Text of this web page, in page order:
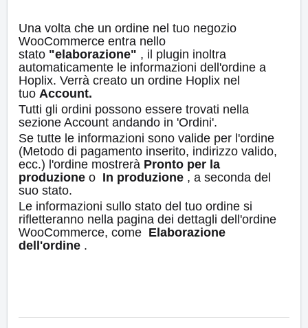
Una volta che un ordine nel tuo negozio
WooCommerce entra nello
stato "elaborazione" , il plugin inoltra
automaticamente le informazioni dell'ordine a
Hoplix. Verrà creato un ordine Hoplix nel
tuo Account.
Tutti gli ordini possono essere trovati nella
sezione Account andando in 'Ordini'.
Se tutte le informazioni sono valide per l'ordine
(Metodo di pagamento inserito, indirizzo valido,
ecc.) l'ordine mostrerà Pronto per la
produzione o In produzione , a seconda del
suo stato.
Le informazioni sullo stato del tuo ordine si
rifletteranno nella pagina dei dettagli dell'ordine
WooCommerce, come Elaborazione
dell'ordine .